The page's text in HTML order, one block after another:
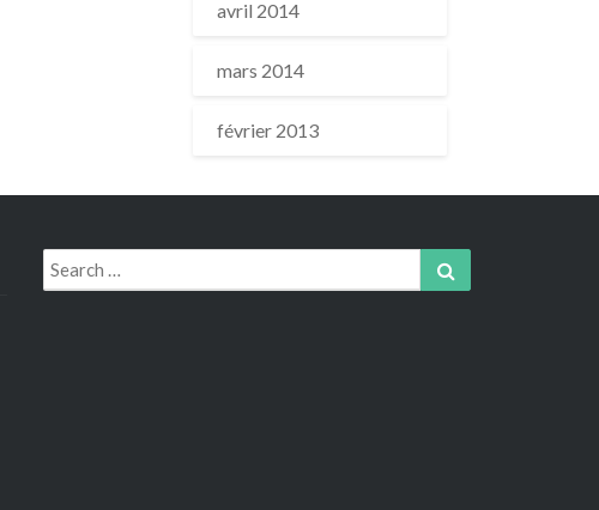
avril 2014
mars 2014
février 2013
Search
for: